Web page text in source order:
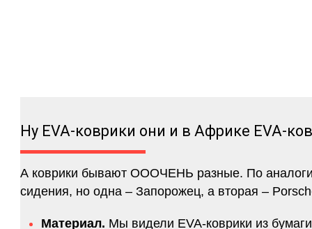
Ну EVA-коврики они и в Африке EVA-
А коврики бывают ОООЧЕНЬ разные. По
сидения, но одна – Запорожец, а вторая –
Материал. Мы видели EVA-коврики из